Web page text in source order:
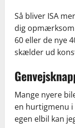
Så bliver ISA
dig
60 eller de nye
skælder ud
Mange nyere
en hurtigmenu
egen elbil kan